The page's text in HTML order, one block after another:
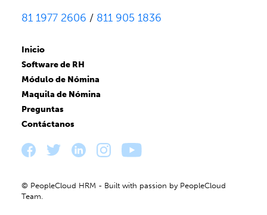
81 1977 2606 / 811 905 1836
Inicio
Software de RH
Módulo de Nómina
Maquila de Nómina
Preguntas
Contáctanos
© PeopleCloud HRM - Built with passion by PeopleCloud
Team.